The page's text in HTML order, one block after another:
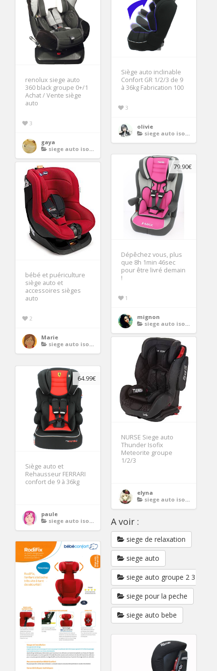
Siège auto inclinable
Confort GR 1/2/3 de 9
à 36kg Fabrication 100
3
olivie
siege auto isofix groupe 1 2 3
renolux siege auto
360 black groupe 0+/1
Achat / Vente siège
auto
3
gaya
siege auto isofix groupe 1 2 3
79.90€
Dépêchez vous, plus
que 8h 1min 46sec
pour être livré demain
!
1
mignon
siege auto isofix groupe 1 2 3
bébé et puériculture
siège auto et
accessoires sièges
auto
2
Marie
siege auto isofix groupe 1 2 3
NURSE Siege auto
Thunder Isofix
Meteorite groupe
1/2/3
elyna
siege auto isofix groupe 1 2 3
64.99€
Siège auto et
Rehausseur FERRARI
confort de 9 à 36kg
paule
siege auto isofix groupe 1 2 3
A voir :
siege de relaxation
siege auto
siege auto groupe 2 3
siege pour la peche
siege auto bebe